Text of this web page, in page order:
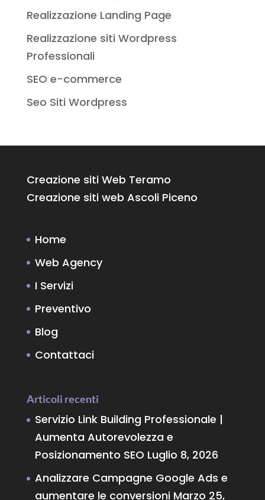
Realizzazione Landing Page
Realizzazione siti Wordpress
Professionali
SEO e-commerce
Seo Siti Wordpress
Creazione siti Web Teramo
Creazione siti web Ascoli Piceno
Home
Web Agency
I Servizi
Preventivo
Blog
Contattaci
Articoli recenti
Servizio Link Building Professionale |
Aumenta Autorevolezza e
Posizionamento SEO Luglio 8, 2026
Analizzare Campagne Google Ads e
aumentare le conversioni Marzo 25,